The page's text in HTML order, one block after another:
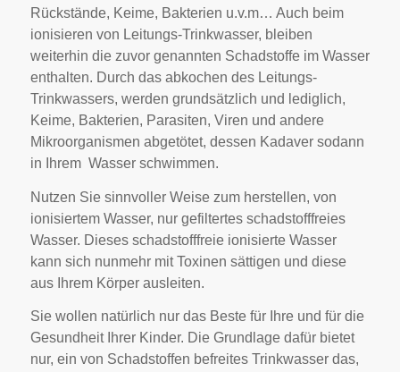
Rückstände, Keime, Bakterien u.v.m… Auch beim
ionisieren von Leitungs-Trinkwasser, bleiben
weiterhin die zuvor genannten Schadstoffe im Wasser
enthalten. Durch das abkochen des Leitungs-
Trinkwassers, werden grundsätzlich und lediglich,
Keime, Bakterien, Parasiten, Viren und andere
Mikroorganismen abgetötet, dessen Kadaver sodann
in Ihrem Wasser schwimmen.
Nutzen Sie sinnvoller Weise zum herstellen, von
ionisiertem Wasser, nur gefiltertes schadstofffreies
Wasser. Dieses schadstofffreie ionisierte Wasser
kann sich nunmehr mit Toxinen sättigen und diese
aus Ihrem Körper ausleiten.
Sie wollen natürlich nur das Beste für Ihre und für die
Gesundheit Ihrer Kinder. Die Grundlage dafür bietet
nur, ein von Schadstoffen befreites Trinkwasser das,